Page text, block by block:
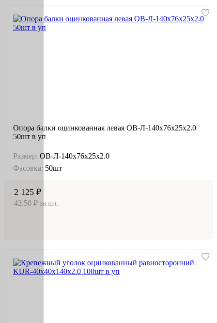
Опора балки оцинкованная левая OB-Л-140х76х25х2.0
50шт в уп
Размер: OB-Л-140х76х25х2.0
Фасовка: 50шт
2 125 ₽
42.50 ₽ за шт.